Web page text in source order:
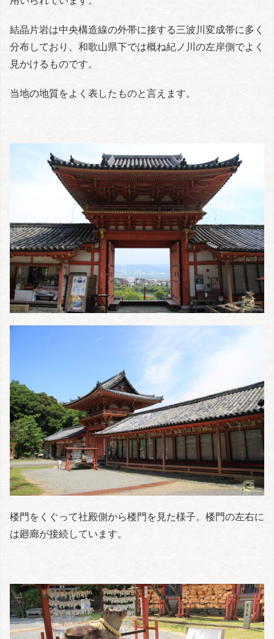
結晶片岩は中央構造線の外帯に接する三波川変成帯に多く
分布しており、和歌山県下では概ね紀ノ川の左岸側でよく
見かけるものです。
当地の地質をよく表したものと言えます。
楼門をくぐって社殿側から楼門を見た様子。楼門の左右に
は廻廊が接続しています。